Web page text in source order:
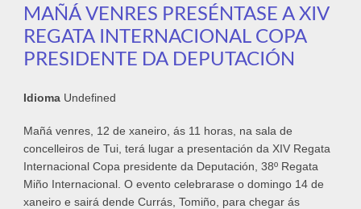
MAÑÁ VENRES PRESÉNTASE A XIV
REGATA INTERNACIONAL COPA
PRESIDENTE DA DEPUTACIÓN
Idioma Undefined
Mañá venres, 12 de xaneiro, ás 11 horas, na sala de
concelleiros de Tui, terá lugar a presentación da XIV Regata
Internacional Copa presidente da Deputación, 38º Regata
Miño Internacional. O evento celebrarase o domingo 14 de
xaneiro e sairá dende Currás, Tomiño, para chegar ás